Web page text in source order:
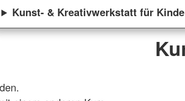
Kunst- & Kreativwerkstatt für